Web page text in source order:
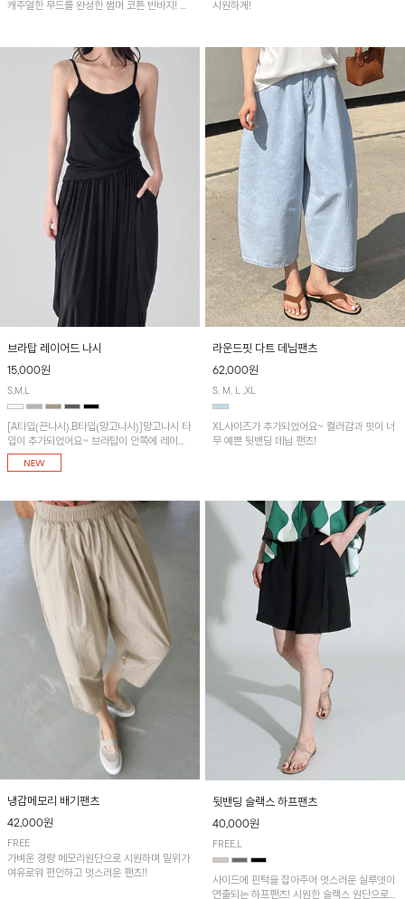
캐주얼한 무드를 완성한 썸머 코튼 반바지! 허
일리 하게 활용하기 좋아요~
시원하게!
브라탑 레이어드 나시
15,000원
S,M,L
[A타입(끈나시),B타입(망고나시)]망고나시 타
입이 추가되었어요~ 브라탑이 안쪽에 레이어
드 되어 실용적인 나시!
라운드핏 다트 데님팬츠
62,000원
S, M, L ,XL
XL사이즈가 추가되었어요~ 컬러감과 핏이 너
무 예쁜 뒷밴딩 데님 팬츠!
냉감메모리 배기팬츠
42,000원
FREE
가벼운 경량 메모리원단으로 시원하며 밑위가
여유로워 편안하고 멋스러운 팬츠!!
뒷밴딩 슬랙스 하프팬츠
40,000원
FREE,L
사이드에 핀턱을 잡아주어 멋스러운 실루엣이
연출되는 하프팬츠! 시원한 슬랙스 원단으로